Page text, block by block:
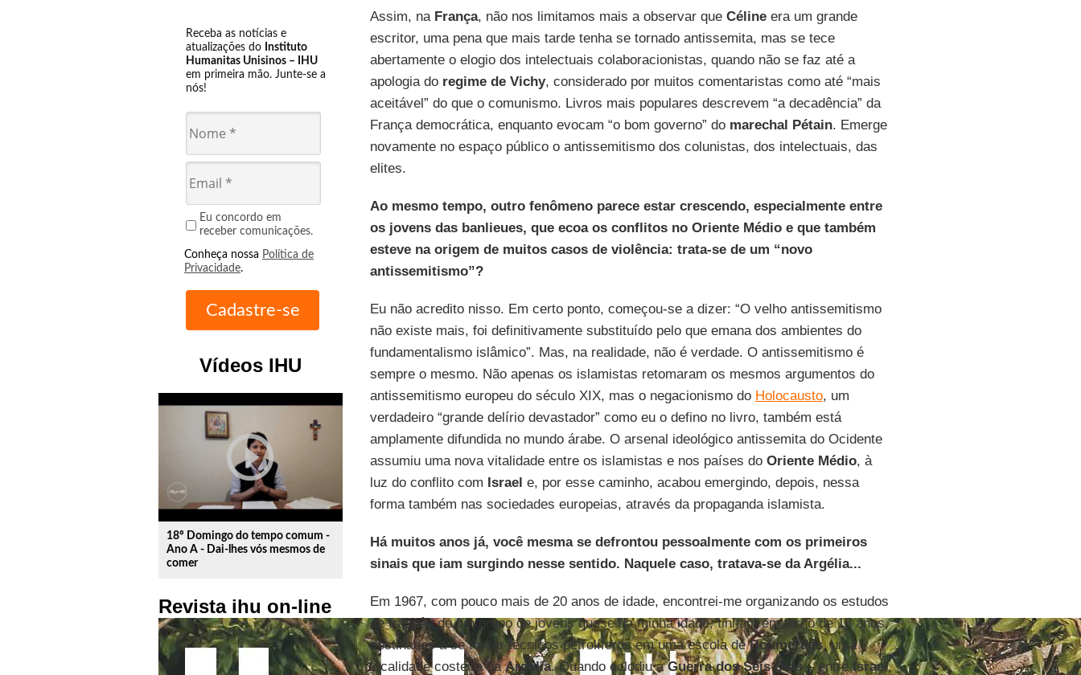
Receba as notícias e
atualizações do Instituto
Humanitas Unisinos – IHU
em primeira mão. Junte-se a
nós!
Eu concordo em
receber comunicações.
Conheça nossa Política de
Privacidade.
Vídeos IHU
play_circle_outline
18º Domingo do tempo comum -
Ano A - Dai-lhes vós mesmos de
comer
Revista ihu on-line
Assim, na França, não nos limitamos mais a observar que Célineera um grande
escritor, uma pena que mais tarde tenha se tornado antissemita, mas se tece
abertamente o elogio dos intelectuais colaboracionistas, quando não se faz até a
apologia do regime de Vichy, considerado por muitos comentaristas como até “mais
aceitável” do que o comunismo. Livros mais populares descrevem “a decadência” da
França democrática, enquanto evocam “o bom governo” do marechal Pétain. Emerge
novamente no espaço público o antissemitismo dos colunistas, dos intelectuais, das
elites.
Ao mesmo tempo, outro fenômeno parece estar crescendo, especialmente entre
os jovens das banlieues, que ecoa os conflitos no Oriente Médio e que também
esteve na origem de muitos casos de violência: trata-se de um “novo
antissemitismo”?
Eu não acredito nisso. Em certo ponto, começou-se a dizer: “O velho antissemitismo
não existe mais, foi definitivamente substituído pelo que emana dos ambientes do
fundamentalismo islâmico”. Mas, na realidade, não é verdade. O antissemitismo é
sempre o mesmo. Não apenas os islamistas retomaram os mesmos argumentos do
antissemitismo europeu do século XIX, mas o negacionismo do Holocausto, um
verdadeiro “grande delírio devastador” como eu o defino no livro, também está
amplamente difundida no mundo árabe. O arsenal ideológico antissemita do Ocidente
assumiu uma nova vitalidade entre os islamistas e nos países do Oriente Médio, à
luz do conflito com Israel e, por esse caminho, acabou emergindo, depois, nessa
forma também nas sociedades europeias, através da propaganda islamista.
Há muitos anos já, você mesma se defrontou pessoalmente com os primeiros
sinais que iam surgindo nesse sentido. Naquele caso, tratava-se da Argélia...
Em 1967, com pouco mais de 20 anos de idade, encontrei-me organizando os estudos
de francês de um grupo de jovens quase da minha idade, tinham em torno de 18 anos,
destinados a se tornar técnicos petrolíferos em uma escola deBoumerdés, uma
localidade costeira daArgélia. Quando eclodiu aGuerra dos Seis Dias– entreIsrael,